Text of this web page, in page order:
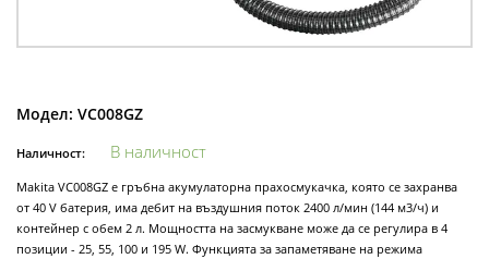
Модел: VC008GZ
Наличност: В наличност
Makita VC008GZ е гръбна акумулаторна прахосмукачка, която се захранва
от 40 V батерия, има дебит на въздушния поток 2400 л/мин (144 м3/ч) и
контейнер с обем 2 л. Мощността на засмукване може да се регулира в 4
позиции - 25, 55, 100 и 195 W. Функцията за запаметяване на режима